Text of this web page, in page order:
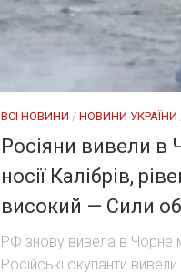
ВСІ НОВИНИ / НОВИНИ УКРАЇНИ
Росіяни вивели в
носії Калібрів,
високий — Сили
РФ знову вивела в Чорне
Російські окупанти